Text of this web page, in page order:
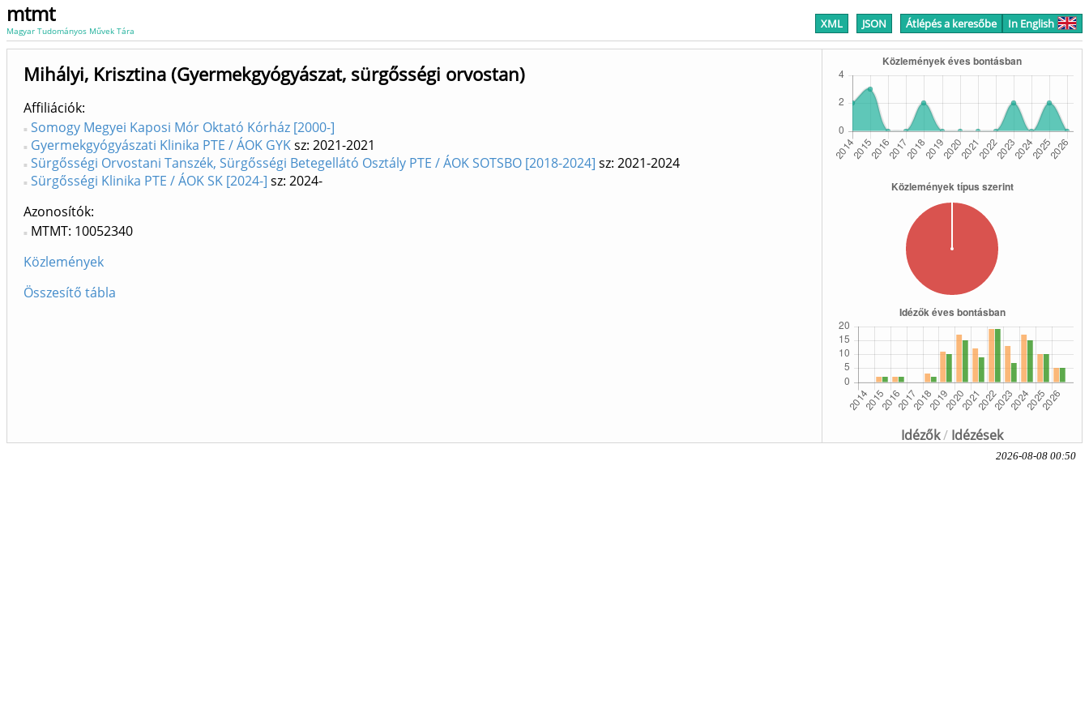
mtmt
Magyar Tudományos Művek Tára XML JSON Átlépés a keresőbe In English
Idézők/ Idézések
Mihályi, Krisztina (Gyermekgyógyászat, sürgősségi orvostan)
Affiliációk
Somogy Megyei Kaposi Mór Oktató Kórház [2000-]
Gyermekgyógyászati Klinika PTE / ÁOK GYKsz: 2021-2021
Sürgősségi Orvostani Tanszék, Sürgősségi Betegellátó Osztály PTE / ÁOK SOTSBO [2018-2024] sz: 2021-2024
Sürgősségi Klinika PTE / ÁOK SK [2024-] sz: 2024-
Azonosítók
MTMT: 10052340
Közlemények
Összesítő tábla
2026-08-08 00:50